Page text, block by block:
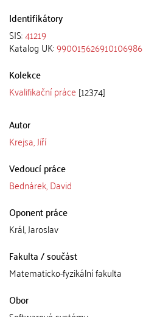
Identifikátory
SIS:41219
Katalog UK:990015626910106986
Kolekce
Kvalifikační práce [12374]
Autor
Krejsa, Jiří
Vedoucí práce
Bednárek, David
Oponent práce
Král, Jaroslav
Fakulta / součást
Matematicko-fyzikální fakulta
Obor